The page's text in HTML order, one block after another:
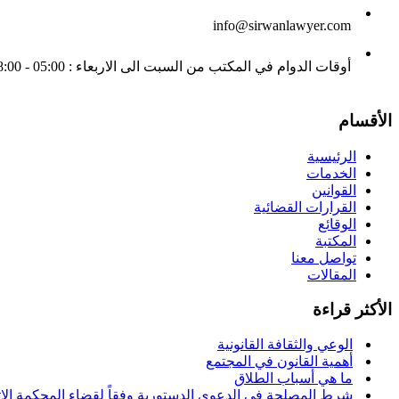
info@sirwanlawyer.com
أوقات الدوام في المكتب من السبت الى الاربعاء : 05:00 - 08:00 مساءً
الأقسام
الرئيسية
الخدمات
القوانين
القرارات القضائية
الوقائع
المكتبة
تواصل معنا
المقالات
الأكثر قراءة
الوعي والثقافة القانونية
أهمية القانون في المجتمع
ما هي أسباب الطلاق
شرط المصلحة في الدعوى الدستورية وفقاً لقضاء المحكمة